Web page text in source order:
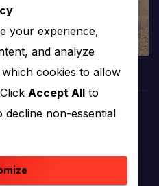
tv programa
your experience,
and analyze
cookies to allow
Accept All to
decline non-essential